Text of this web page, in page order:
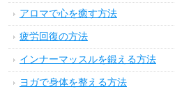
アロマで心を癒す方法
疲労回復の方法
インナーマッスルを鍛える方法
ヨガで身体を整える方法